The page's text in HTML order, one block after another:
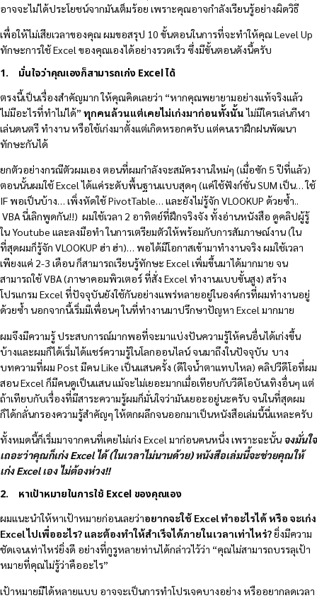
อาจจะไม่ได้ประโยชน์จากมันเต็มร้อย เพราะคุณอาจกำลังเรียนรู้อย่างผิดวิธี
เพื่อให้ไม่เสียเวลาของคุณ ผมขอสรุป 10 ขั้นตอนในการที่จะทำให้คุณ Level Up
ทักษะการใช้ Excel ของคุณเองได้อย่างรวดเร็ว ซึ่งมีขั้นตอนดังนี้ครับ
1. มั่นใจว่าคุณเองก็สามารถเก่ง Excel ได้
ตรงนี้เป็นเรื่องสำคัญมาก ให้คุณคิดเลยว่า “หากคุณพยายามอย่างแท้จริงแล้ว
ไม่มีอะไรที่ทำไม่ได้” ทุกคนล้วนแต่เคยไม่เก่งมาก่อนทั้งนั้นไม่มีใครเล่นกีฬา
เล่นดนตรี ทำงาน หรือใช้เก่งมาตั้งแต่เกิดหรอกครับ แต่คนเราฝึกฝนพัฒนา
ทักษะกันได้
ยกตัวอย่างกรณีตัวผมเอง ตอนที่ผมกำลังจะสมัครงานใหม่ๆ (เมื่อซัก 5 ปีที่แล้ว)
ตอนนั้นผมใช้ Excel ได้แค่ระดับพื้นฐานแบบสุดๆ (แค่ใช้ฟังก์ชั่น SUM เป็น… ใช้
IF พอเป็นบ้าง… เพิ่งหัดใช้ PivotTable… และยังไม่รู้จัก VLOOKUP ด้วยซ้ำ..
VBA นี่เลิกพูดกัน!!) ผมใช้เวลา 2 อาทิตย์ที่ฝึกจริงจัง ทั้งอ่านหนังสือ ดูคลิปผู้รู้
ใน Youtube และลงมือทำ ในการเตรียมตัวให้พร้อมกับการสัมภาษณ์งาน (ใน
ที่สุดผมก็รู้จัก VLOOKUP ฮ่า ฮ่า)… พอได้มีโอกาสเข้ามาทำงานจริง ผมใช้เวลา
เพียงแค่ 2-3 เดือน ก็สามารถเรียนรู้ทักษะ Excel เพิ่มขึ้นมาได้มากมาย จน
สามารถใช้ VBA (ภาษาคอมพิวเตอร์ ที่สั่ง Excel ทำงานแบบขั้นสูง) สร้าง
โปรแกรม Excel ที่ปัจจุบันยังใช้กันอย่างแพร่หลายอยู่ในองค์กรที่ผมทำงานอยู่
ด้วยซ้ำ นอกจากนี้เริ่มมีเพื่อนๆ ในที่ทำงานมาปรึกษาปัญหา Excel มากมาย
ผมจึงมีความรู้ ประสบการณ์มากพอที่จะมาแบ่งปันความรู้ให้คนอื่นได้เก่งขึ้น
บ้างและผมก็ได้เริ่มได้แชร์ความรู้ในโลกออนไลน์ จนมาถึงในปัจจุบัน บาง
บทความที่ผม Post มีคน Like เป็นแสนครั้ง (ดีใจน้ำตาแทบไหล) คลิปวีดีโอที่ผม
สอน Excel ก็มีคนดูเป็นแสน แม้จะไม่เยอะมากเมื่อเทียบกับวีดีโอบันเทิงอื่นๆ แต่
ถ้าเทียบกับเรื่องที่มีสาระความรู้ผมก็มั่นใจว่ามันเยอะอยู่นะครับ จนในที่สุดผม
ก็ได้กลั่นกรองความรู้สำคัญๆ ให้ตกผลึกจนออกมาเป็นหนังสือเล่มนี้นี่แหละครับ
ทั้งหมดนี้ก็เริ่มมาจากคนที่เคยไม่เก่ง Excel มาก่อนคนหนึ่ง เพราะฉะนั้น จงมั่นใจ
เถอะว่าคุณก็เก่งExcel ได้ (ในเวลาไม่นานด้วย) หนังสือเล่มนี้จะช่วยคุณให้
เก่ง Excel เอง ไม่ต้องห่วง!!
2. หาเป้าหมายในการใช้ Excel ของคุณเอง
ผมแนะนำให้หาเป้าหมายก่อนเลยว่าอยากจะใช้ Excel ทำอะไรได้ หรือ จะเก่ง
Excel ไปเพื่ออะไร? และต้องทำให้สำเร็จได้ภายในเวลาเท่าไหร่?ยิ่งมีความ
ชัดเจนเท่าไหร่ยิ่งดี อย่างที่กูรูหลายท่านได้กล่าวไว้ว่า “คุณไม่สามารถบรรลุเป้า
หมายที่คุณไม่รู้ว่าคืออะไร”
เป้าหมายมีได้หลายแบบ อาจจะเป็นการทำโปรเจคบางอย่าง หรืออยากลดเวลา